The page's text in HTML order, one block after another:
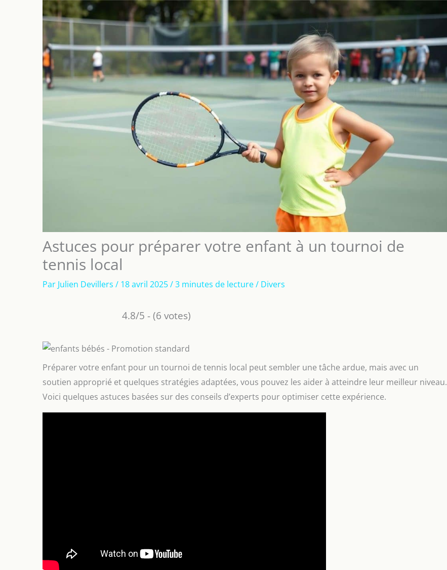
Astuces pour préparer votre enfant à un tournoi de
tennis local
Par Julien Devillers / 18 avril 2025/3 minutes de lecture/ Divers
4.8/5 - (6 votes)
Préparer votre enfant pour un tournoi de tennis local peut sembler une tâche ardue, mais avec un
soutien approprié et quelques stratégies adaptées, vous pouvez les aider à atteindre leur meilleur niveau.
Voici quelques astuces basées sur des conseils d’experts pour optimiser cette expérience.